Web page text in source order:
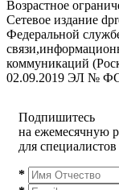
Возрастное
Сетевое издание
Федеральной
коммуникаций
02.09.2019 ЭЛ №
Подпишитесь
на ежемесячную
для специалистов
*